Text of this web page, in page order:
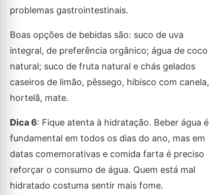
problemas gastrointestinais.
Boas opções de bebidas são: suco de uva
integral, de preferência orgânico; água de coco
natural; suco de fruta natural e chás gelados
caseiros de limão, pêssego, hibisco com canela,
hortelã, mate.
Dica 6: Fique atenta à hidratação. Beber água é
fundamental em todos os dias do ano, mas em
datas comemorativas e comida farta é preciso
reforçar o consumo de água. Quem está mal
hidratado costuma sentir mais fome.